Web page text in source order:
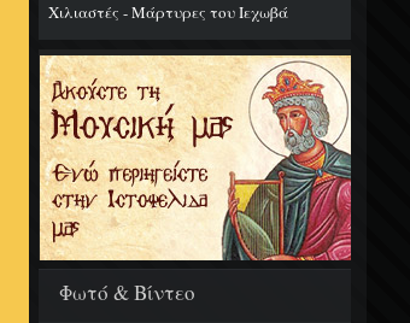
Χιλιαστές - Μάρτυρες του Ιεχωβά
Φωτό & Βίντεο